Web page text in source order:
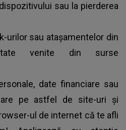
sau la pierderea
urilor sau atașamentelor din
venite din surse
date financiare sau
pe astfel de site-uri și
ul de internet că te afli